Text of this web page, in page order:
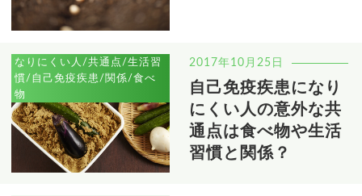
なりにくい人/共通点/生活習
慣/自己免疫疾患/関係/食べ
物
2017年10月25日
自己免疫疾患になり
にくい人の意外な共
通点は食べ物や生活
習慣と関係？